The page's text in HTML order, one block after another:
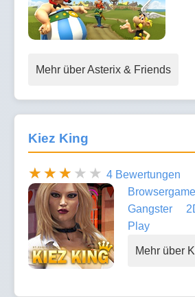
Mehr über Asterix & Friends
Kiez King
4 Bewertungen
Gangster
Play
Mehr über